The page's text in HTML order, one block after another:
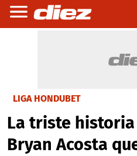
LIGA HONDUBET
La triste
Bryan Acosta